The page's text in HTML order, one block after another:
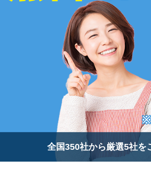
全国350社から厳選5社を